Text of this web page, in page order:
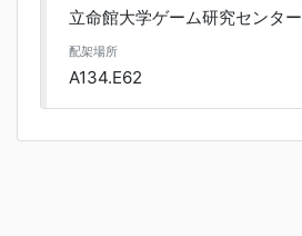
立命館大学ゲーム研究センター
配架場所
A134.E62